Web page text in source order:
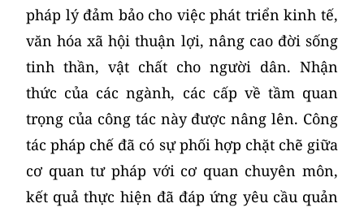
pháp lý đảm bảo cho việc phát triển kinh tế,
văn hóa xã hội thuận lợi, nâng cao đời sống
tinh thần, vật chất cho người dân. Nhận
thức của các ngành, các cấp về tầm quan
trọng của công tác này được nâng lên. Công
tác pháp chế đã có sự phối hợp chặt chẽ giữa
cơ quan tư pháp với cơ quan chuyên môn,
kết quả thực hiện đã đáp ứng yêu cầu quản